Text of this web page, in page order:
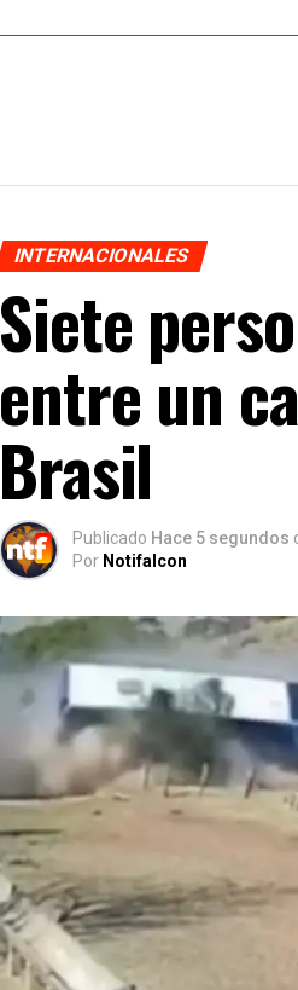
INTERNACIONALES
Siete
entre un
Brasil
Publicado Hace 5 segundos
Por Notifalcon